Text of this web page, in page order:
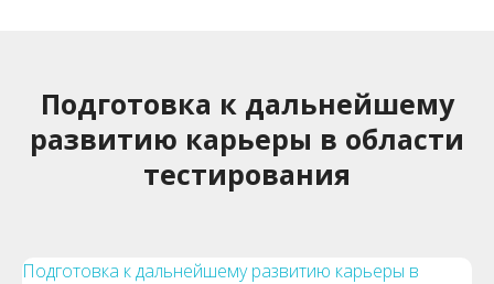
Подготовка к дальнейшему
развитию карьеры в области
тестирования
Подготовка к дальнейшему развитию карьеры в